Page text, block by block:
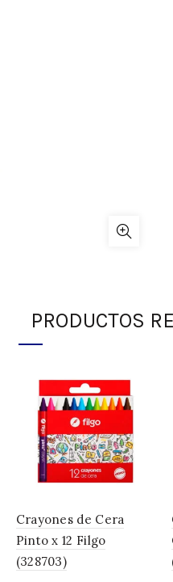
PRODUCTOS
Crayones de Cera
Pinto x 12 Filgo
(328703)